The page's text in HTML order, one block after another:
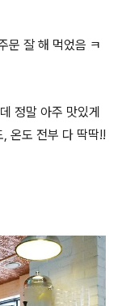
문 잘 해 먹었음 ㅋ
정말 아주 맛있게
온도 전부 다 딱딱!!